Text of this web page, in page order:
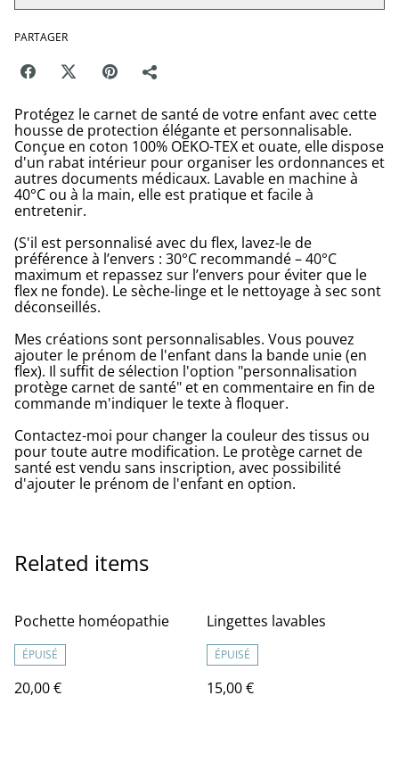
PARTAGER
Protégez le carnet de santé de votre enfant avec cette
housse de protection élégante et personnalisable.
Conçue en coton 100% OEKO-TEX et ouate, elle dispose
d'un rabat intérieur pour organiser les ordonnances et
autres documents médicaux. Lavable en machine à
40°C ou à la main, elle est pratique et facile à
entretenir.
(S'il est personnalisé avec du flex, lavez-le de
préférence à l’envers : 30°C recommandé – 40°C
maximum et repassez sur l’envers pour éviter que le
flex ne fonde). Le sèche-linge et le nettoyage à sec sont
déconseillés.
Mes créations sont personnalisables. Vous pouvez
ajouter le prénom de l'enfant dans la bande unie (en
flex). Il suffit de sélection l'option "personnalisation
protège carnet de santé" et en commentaire en fin de
commande m'indiquer le texte à floquer.
Contactez-moi pour changer la couleur des tissus ou
pour toute autre modification. Le protège carnet de
santé est vendu sans inscription, avec possibilité
d'ajouter le prénom de l'enfant en option.
Related items
Pochette homéopathie
ÉPUISÉ
20,00 €
Lingettes lavables
ÉPUISÉ
15,00 €